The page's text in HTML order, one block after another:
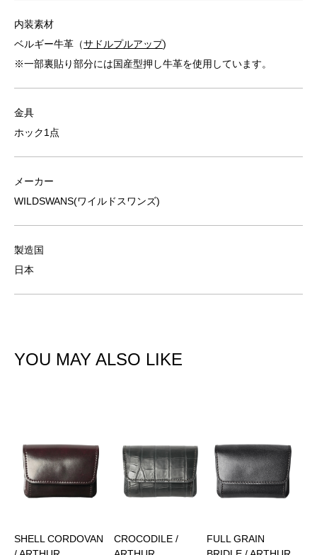
内装素材
ベルギー牛革（サドルプルアップ)
※一部裏貼り部分には国産型押し牛革を使用しています。
金具
ホック1点
メーカー
WILDSWANS(ワイルドスワンズ)
製造国
日本
YOU MAY ALSO LIKE
SHELL CORDOVAN
CROCODILE /
FULL GRAIN